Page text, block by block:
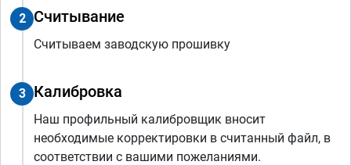
2 Считывание
Считываем заводскую прошивку
3 Калибровка
Наш профильный калибровщик вносит
необходимые корректировки в считанный файл, в
соответствии с вашими пожеланиями.